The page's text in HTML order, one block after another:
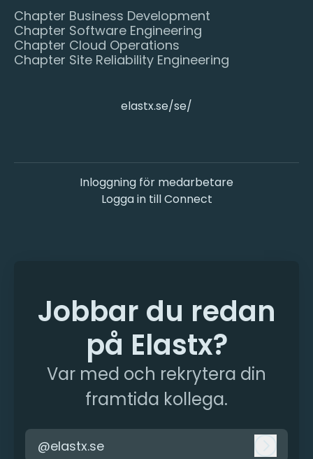
Chapter Business Development
Chapter Software Engineering
Chapter Cloud Operations
Chapter Site Reliability Engineering
elastx.se/se/
Inloggning för medarbetare
Logga in till Connect
Jobbar du redan
på Elastx?
Var med och rekrytera din
framtida kollega.
@elastx.se